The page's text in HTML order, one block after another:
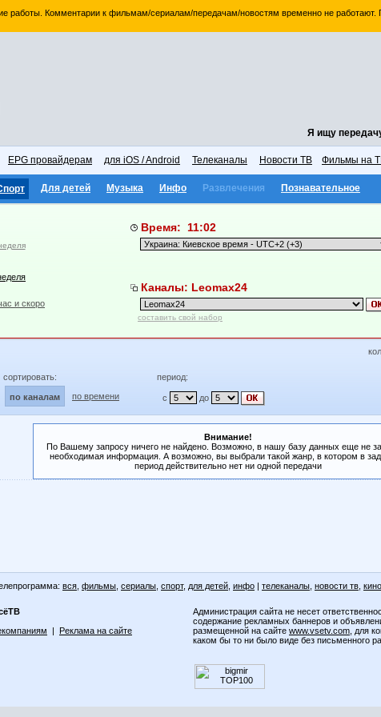
работы. Комментарии к фильмам/сериалам/передачам/новостям временно не работают.
Я ищу
EPG провайдерам для iOS / Android Телеканалы Новости ТВ Фильмы на
Для детей Музыка Инфо Развлечения Познавательное
и скоро
Время: 11:02
Каналы: Leomax24
составить свой набор
сортировать:
по каналам по времени
период:
с до
Внимание!
По Вашему запросу ничего не найдено. Возможно, в нашу базу данных еще не
необходимая информация. А возможно, вы выбрали такой жанр, в котором в
период действительно нет ни одной передачи
вся фильмы сериалы спорт, для детей инфо | телеканалы новости тв
| Реклама на сайте
Администрация сайта не несет
содержание рекламных баннеров и
размещенной на сайте www.vsetv.com , для
каком бы то ни было виде без письменного